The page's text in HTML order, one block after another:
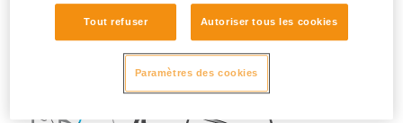
Tout refuser Autoriser tous les cookies
Paramètres des cookies